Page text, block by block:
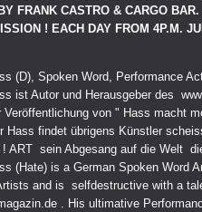
FRANK CASTRO & CARGO BAR.
! EACH DAY FROM 4P.M.
(D), Spoken Word, Performance
ist Autor und Herausgeber des
Veröffentlichung von " Hass macht
Hass findet übrigens Künstler
! ART sein Abgesang auf die Welt
(Hate) is a German Spoken Word
and is selfdestructive with a
. His ultimative